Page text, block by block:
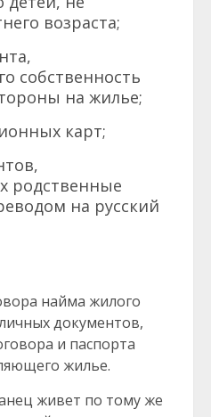
возраста;
собственность
на жилье;
карт;
родственные
на русский
найма жилого
документов,
и паспорта
жилье.
живет по тому же